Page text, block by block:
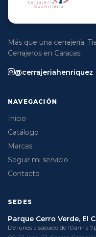
Más que una cerrajería.
Cerrajeros en Caracas.
@cerrajeriahenriquez
NAVEGACIÓN
Inicio
Catálogo
Marcas
Seguir mi servicio
Contacto
SEDES
Parque Cerro Verde, El
De lunes a sabado de 10am a